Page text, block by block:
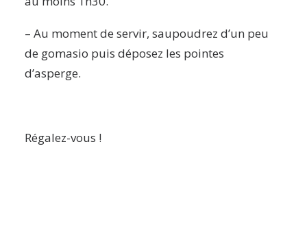
– Au moment de servir, saupoudrez d’un peu
de gomasio puis déposez les pointes
d’asperge.
Régalez-vous !